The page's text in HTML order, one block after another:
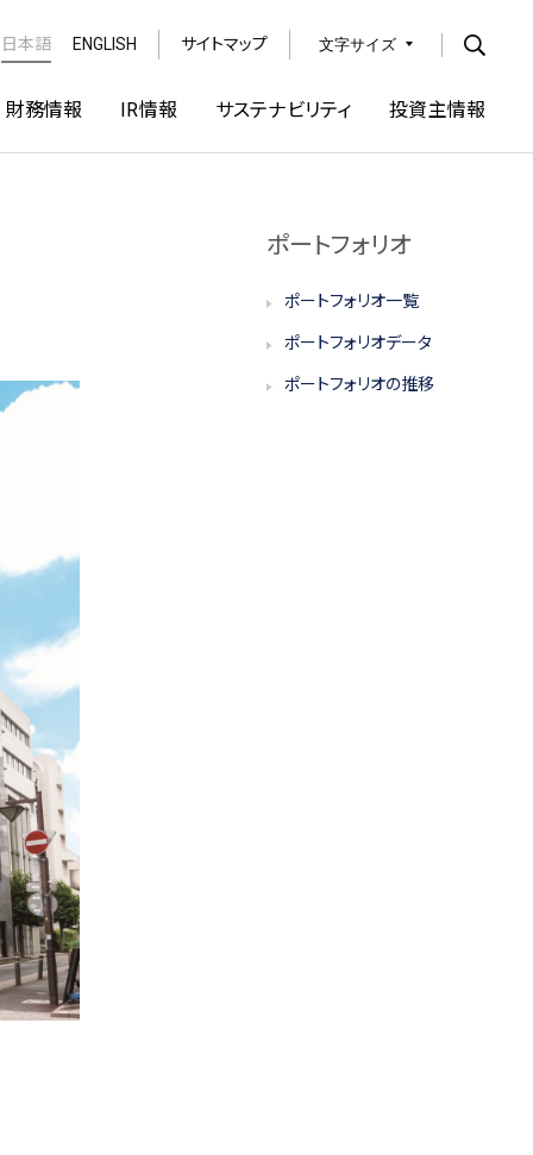
日本語 ENGLISH サイトマップ 文字サイズ
財務情報 IR情報 サステナビリティ 投資主情報
ポートフォリオ
ポートフォリオ一覧
ポートフォリオデータ
ポートフォリオの推移